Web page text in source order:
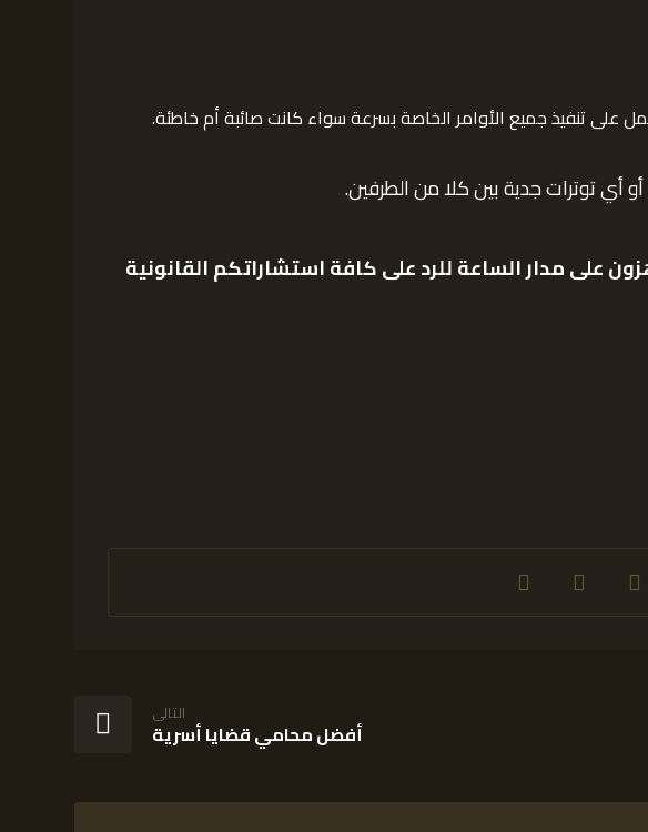
تنفيذ جميع الأوامر الخاصة بسرعة سواء كانت صائبة أم خاطئة.
توترات جدية بين كلا من الطرفين.
مدار الساعة للرد على كافة استشاراتكم القانونية
التالى
أفضل محامي قضايا أسرية